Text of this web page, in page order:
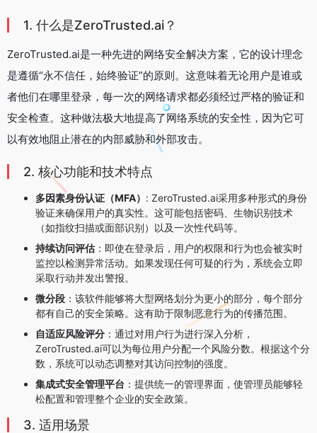
1. 什么是ZeroTrusted.ai？
ZeroTrusted.ai是一种先进的网络安全解决方案，它的设计理念
是遵循“永不信任，始终验证”的原则。这意味着无论用户是谁或
者他们在哪里登录，每一次的网络请求都必须经过严格的验证和
安全检查。这种做法极大地提高了网络系统的安全性，因为它可
以有效地阻止潜在的内部威胁和外部攻击。
2. 核心功能和技术特点
多因素身份认证（MFA） : ZeroTrusted.ai采用多种形式的身份
验证来确保用户的真实性。这可能包括密码、生物识别技术
（如指纹扫描或面部识别）以及一次性代码等。
持续访问评估 ：即使在登录后，用户的权限和行为也会被实时
监控以检测异常活动。如果发现任何可疑的行为，系统会立即
采取行动并发出警报。
微分段 ：该软件能够将大型网络划分为更小的部分，每个部分
都有自己的安全策略。这有助于限制恶意行为的传播范围。
自适应风险评分 ：通过对用户行为进行深入分析，
ZeroTrusted.ai可以为每位用户分配一个风险分数。根据这个分
数，系统可以动态调整对其访问控制的强度。
集成式安全管理平台 ：提供统一的管理界面，使管理员能够轻
松配置和管理整个企业的安全政策。
3. 适用场景